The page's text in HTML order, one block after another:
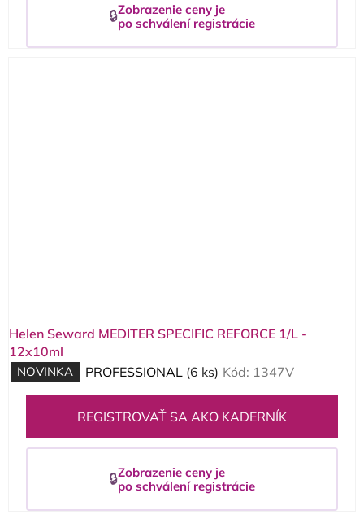
🔒Zobrazenie ceny je
po schválení registrácie
Helen Seward MEDITER SPECIFIC REFORCE 1/L -
12x10ml
NOVINKA PROFESSIONAL (6 ks) Kód: 1347V
REGISTROVAŤ SA AKO KADERNÍK
🔒Zobrazenie ceny je
po schválení registrácie